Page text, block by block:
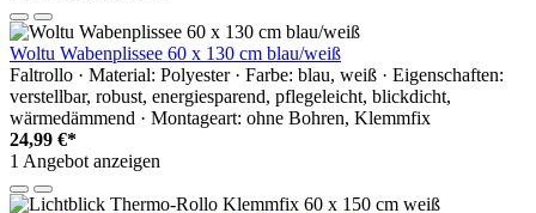
Woltu Wabenplissee 60 x 130 cm blau/weiß
Faltrollo · Material: Polyester · Farbe: blau, weiß · Eigenschaften:
verstellbar, robust, energiesparend, pflegeleicht, blickdicht,
wärmedämmend · Montageart: ohne Bohren, Klemmfix
24,99 €*
1 Angebot anzeigen